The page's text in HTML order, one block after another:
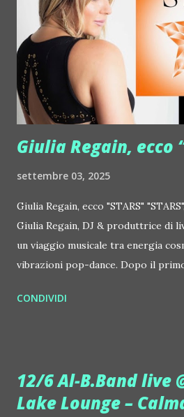
http://www.myspace.com/
http://www.myspace.com/
Orchestra feat. Alessio Bertallot
http://www.myspace.com/
http://www.myspace.com/
Centrale Elettrica Loco Dice ::
http://www.myspace.com/locod...
Giulia Regain, ecco
settembre 03, 2025
Giulia Regain, ecco "STARS"
Giulia Regain, DJ & produttrice di
un viaggio musicale tra energia
vibrazioni pop-dance. Dopo il primo
seconda release intitolata
tra Giulia Regain e Dhany, già
produzioni come "My Memories"
CONDIVIDI
12/6 Al-B.Band live
Lake Lounge –